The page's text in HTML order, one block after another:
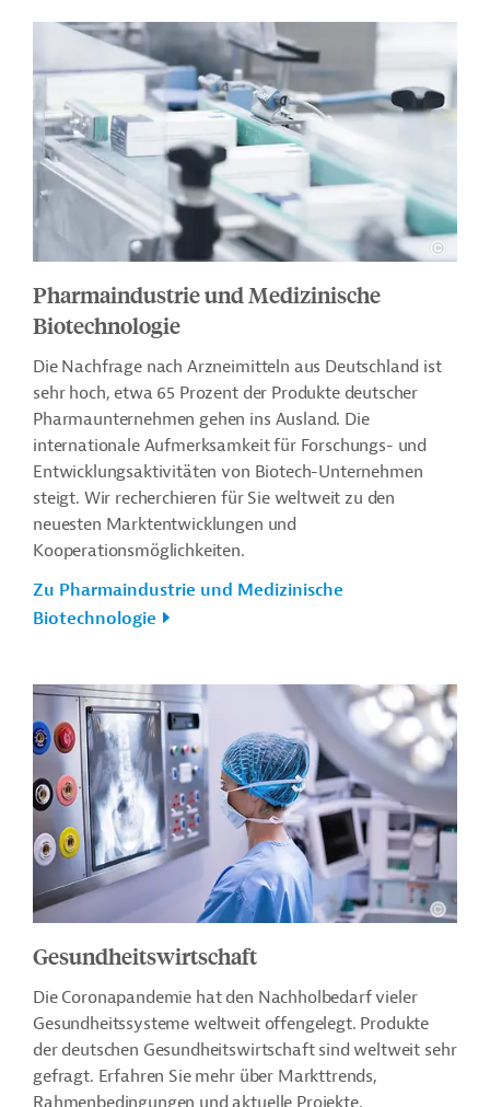
Pharmaindustrie und Medizinische
Biotechnologie
Die Nachfrage nach Arzneimitteln aus Deutschland ist
sehr hoch, etwa 65 Prozent der Produkte deutscher
Pharmaunternehmen gehen ins Ausland. Die
internationale Aufmerksamkeit für Forschungs- und
Entwicklungsaktivitäten von Biotech-Unternehmen
steigt. Wir recherchieren für Sie weltweit zu den
neuesten Marktentwicklungen und
Kooperationsmöglichkeiten.
Zu Pharmaindustrie und Medizinische
Biotechnologie
Gesundheitswirtschaft
Die Coronapandemie hat den Nachholbedarf vieler
Gesundheitssysteme weltweit offengelegt. Produkte
der deutschen Gesundheitswirtschaft sind weltweit sehr
gefragt. Erfahren Sie mehr über Markttrends,